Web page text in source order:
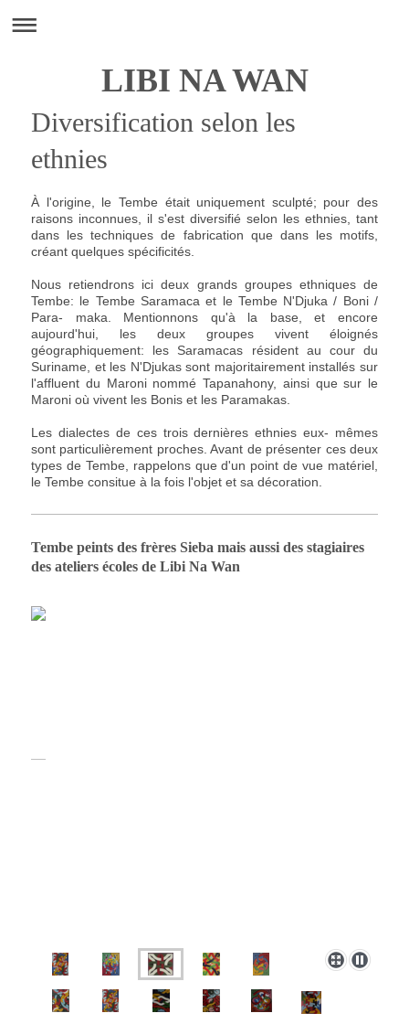
LIBI NA WAN
Diversification selon les
ethnies
À l'origine, le Tembe était uniquement sculpté; pour des
raisons inconnues, il s'est diversifié selon les ethnies, tant
dans les techniques de fabrication que dans les motifs,
créant quelques spécificités.
Nous retiendrons ici deux grands groupes ethniques de
Tembe: le Tembe Saramaca et le Tembe N'Djuka / Boni /
Para- maka. Mentionnons qu'à la base, et encore
aujourd'hui, les deux groupes vivent éloignés
géographiquement: les Saramacas résident au cour du
Suriname, et les N'Djukas sont majoritairement installés sur
l'affluent du Maroni nommé Tapanahony, ainsi que sur le
Maroni où vivent les Bonis et les Paramakas.
Les dialectes de ces trois dernières ethnies eux- mêmes
sont particulièrement proches. Avant de présenter ces deux
types de Tembe, rappelons que d'un point de vue matériel,
le Tembe consitue à la fois l'objet et sa décoration.
Tembe peints des frères Sieba mais aussi des stagiaires
des ateliers écoles de Libi Na Wan